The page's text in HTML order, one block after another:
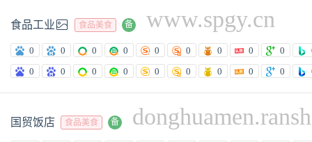
食品工业 食品美食 备 www.spgy.cn
0 0 0 0 0 0 0 0 0
0
0 0 0 0 0 0 0 0
国贸饭店 食品美食 备